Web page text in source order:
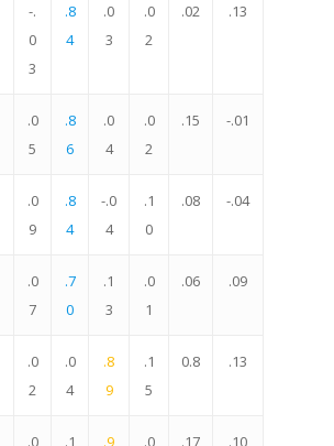
-.
0
3
.8
4
.0
3
.0
2
.02 .13
.0
5
.8
6
.0
4
.0
2
.15 -.01
.0
9
.8
4
-.0
4
.1
0
.08 -.04
.0
7
.7
0
.1
3
.0
1
.06 .09
.0
2
.0
4
.8
9
.1
5
0.8 .13
.0
.1
.9
.0
.17 .10